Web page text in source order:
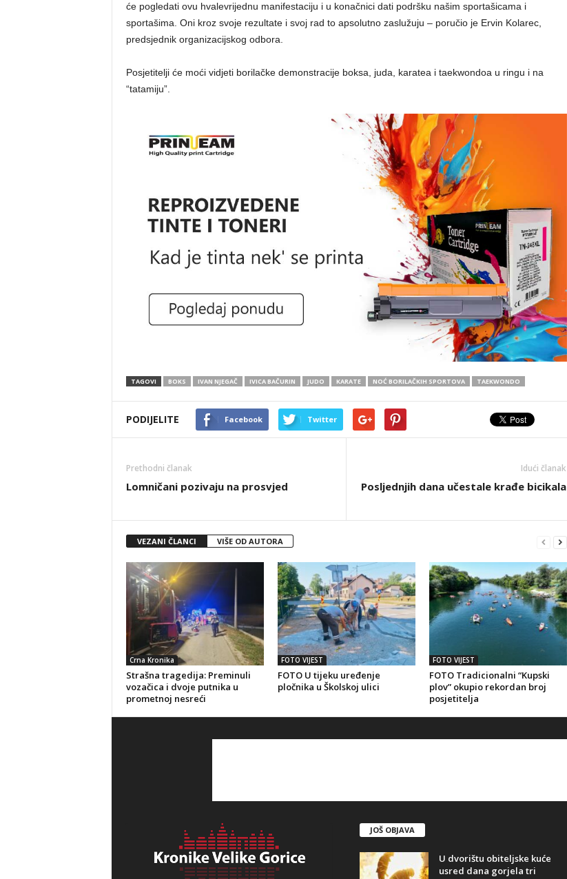
će pogledati ovu hvalevrijednu manifestaciju i u konačnici dati podršku našim sportašicama i
sportašima. Oni kroz svoje rezultate i svoj rad to apsolutno zaslužuju – poručio je Ervin Kolarec,
predsjednik organizacijskog odbora.
Posjetitelji će moći vidjeti borilačke demonstracije boksa, juda, karatea i taekwondoa u ringu i na
“tatamiju”.
TAGOVI BOKS IVAN NJEGAČ IVICA BAČURIN JUDO KARATE NOĆ BORILAČKIH SPORTOVA TAEKWONDO
PODIJELITE Facebook Twitter
Prethodni članak
Lomničani pozivaju na prosvjed
Idući članak
Posljednjih dana učestale krađe bicikala
VEZANI ČLANCI VIŠE OD AUTORA
Crna Kronika
Strašna tragedija: Preminuli
vozačica i dvoje putnika u
prometnoj nesreći
FOTO VIJEST
FOTO U tijeku uređenje
pločnika u Školskoj ulici
FOTO VIJEST
FOTO Tradicionalni “Kupski
plov” okupio rekordan broj
posjetitelja
JOŠ OBJAVA
U dvorištu obiteljske kuće
usred dana gorjela tri